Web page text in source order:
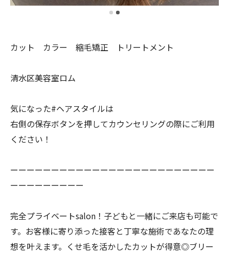
カット カラー 縮毛矯正 トリートメント
清水区美容室ロム
気になった#ヘアスタイルは
右側の保存ボタンを押してカウンセリングの際にご利用
ください！
ーーーーーーーーーーーーーーーーーーーーーーーーー
ーーーーーーーーー
完全プライベートsalon！子どもと一緒にご来店も可能で
す。お客様に寄り添った接客と丁寧な施術であなたの理
想を叶えます。くせ毛を活かしたカットが得意◎ブリー